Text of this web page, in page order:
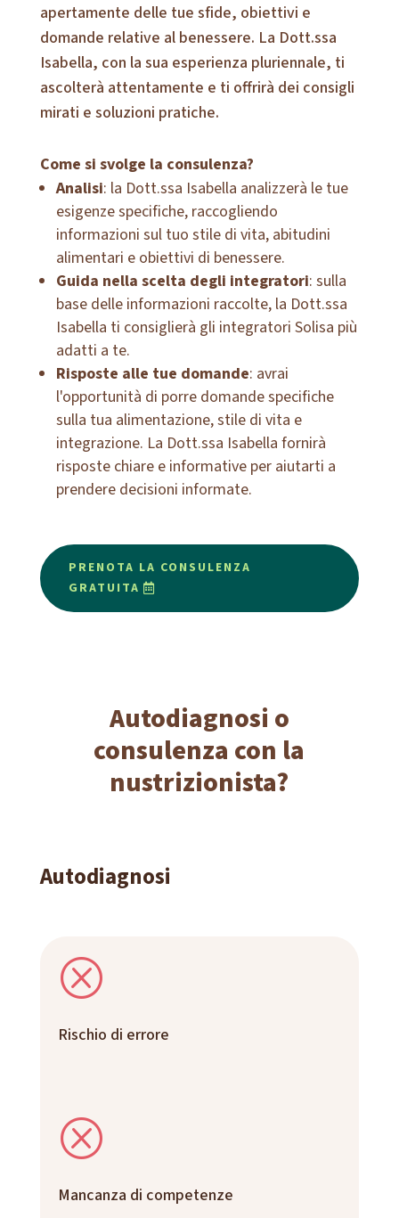
apertamente delle tue sfide, obiettivi e
domande relative al benessere. La Dott.ssa
Isabella, con la sua esperienza pluriennale, ti
ascolterà attentamente e ti offrirà dei consigli
mirati e soluzioni pratiche.
Come si svolge la consulenza?
Analisi: la Dott.ssa Isabella analizzerà le tue
esigenze specifiche, raccogliendo
informazioni sul tuo stile di vita, abitudini
alimentari e obiettivi di benessere.
Guida nella scelta degli integratori: sulla
base delle informazioni raccolte, la Dott.ssa
Isabella ti consiglierà gli integratori Solisa più
adatti a te.
Risposte alle tue domande: avrai
l'opportunità di porre domande specifiche
sulla tua alimentazione, stile di vita e
integrazione. La Dott.ssa Isabella fornirà
risposte chiare e informative per aiutarti a
prendere decisioni informate.
PRENOTA LA CONSULENZA
GRATUITA
Autodiagnosi o
consulenza con la
nustrizionista?
Autodiagnosi
Q
Rischio di errore
Q
Mancanza di competenze